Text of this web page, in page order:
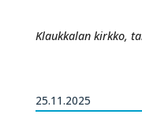
Klaukkalan kirkko,
25.11.2025